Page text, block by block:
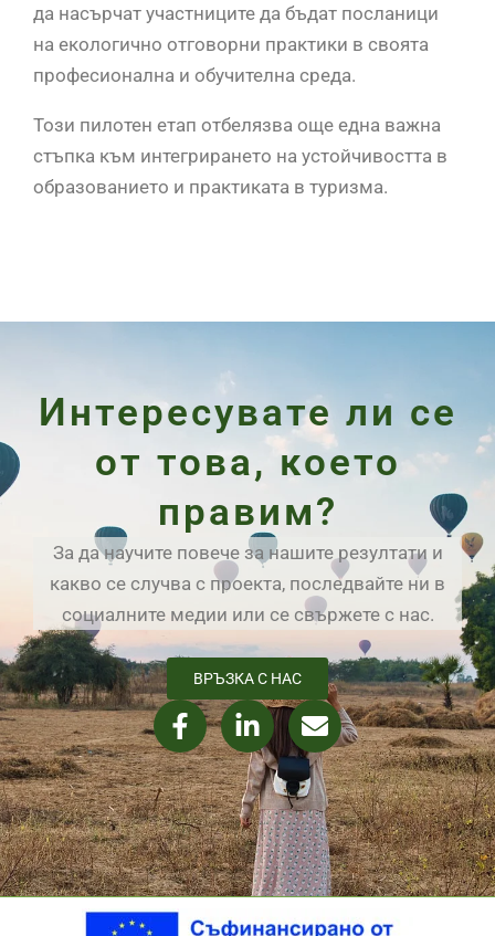
да насърчат участниците да бъдат посланици
на екологично отговорни практики в своята
професионална и обучителна среда.
Този пилотен етап отбелязва още една важна
стъпка към интегрирането на устойчивостта в
образованието и практиката в туризма.
Интересувате ли се
от това, което
правим?
За да научите повече за нашите резултати и
какво се случва с проекта, последвайте ни в
социалните медии или се свържете с нас.
ВРЪЗКА С НАС
F
a
c
e
b
o
o
k
-
L
i
n
k
e
d
i
n
-
E
n
v
e
l
o
p
e